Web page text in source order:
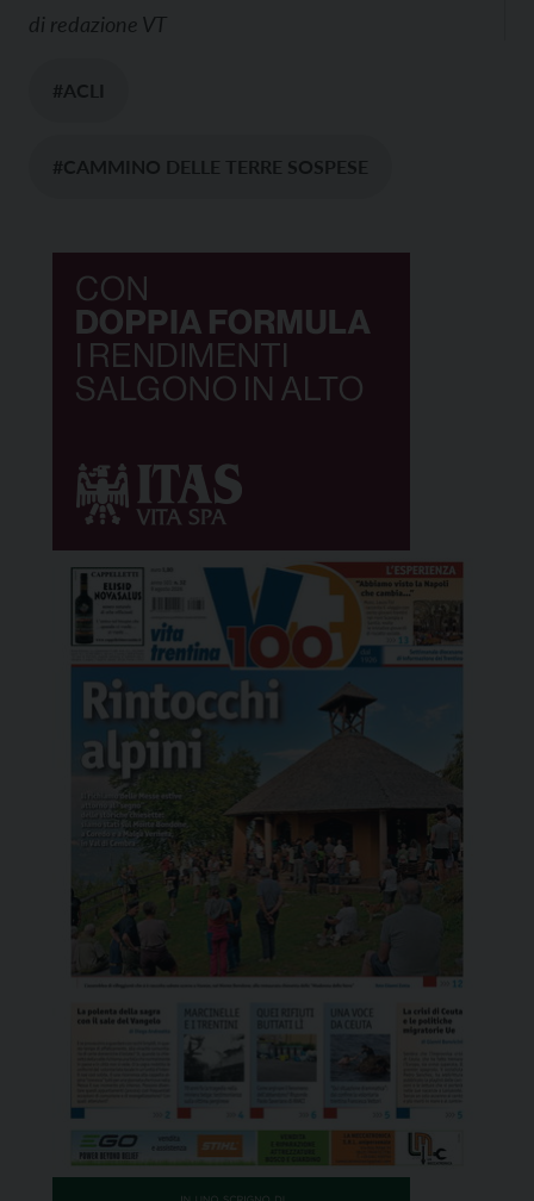
di redazione VT
#ACLI
#CAMMINO DELLE TERRE SOSPESE